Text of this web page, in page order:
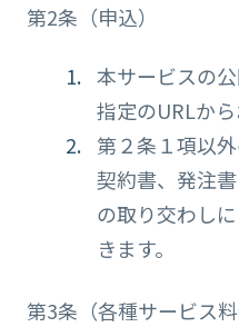
第2条（申込）
本サービスの
指定のURLから
第２条１項以
契約書、発注
の取り交わし
きます。
第3条（各種サービス料